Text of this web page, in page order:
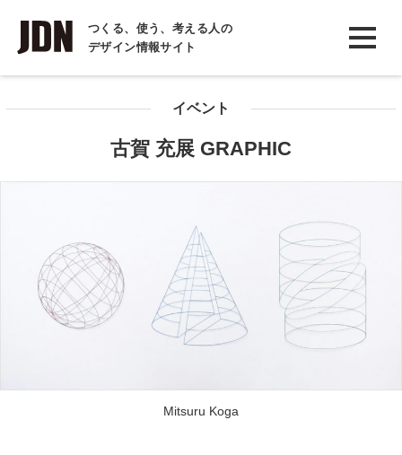
つくる、使う、考える人の
デザイン情報サイト
INTERVIEW
インタビュー
イベント
古賀 充展 GRAPHIC
Mitsuru Koga